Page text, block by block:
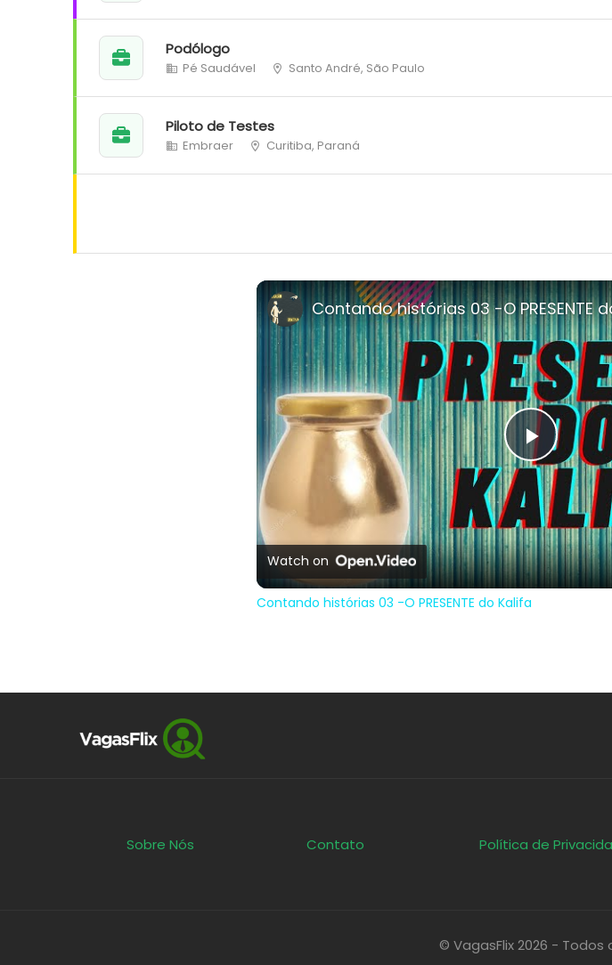
Podólogo
Pé Saudável Santo André, São Paulo
Piloto de Testes
Embraer Curitiba, Paraná
Play
Video
Contando histórias 03 -O PRESENTE
Watch on
Contando histórias 03 -O PRESENTE do Kalifa
Sobre Nós Contato Política de
© VagasFlix 2026 -